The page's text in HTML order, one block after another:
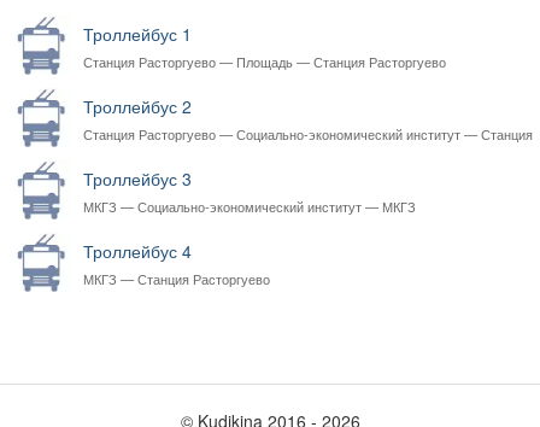
Троллейбус 1
Станция Расторгуево — Площадь — Станция Расторгуево
Троллейбус 2
Станция Расторгуево — Социально-экономический институт — Станция
Троллейбус 3
МКГЗ — Социально-экономический институт — МКГЗ
Троллейбус 4
МКГЗ — Станция Расторгуево
© Kudikina 2016 ‐ 2026